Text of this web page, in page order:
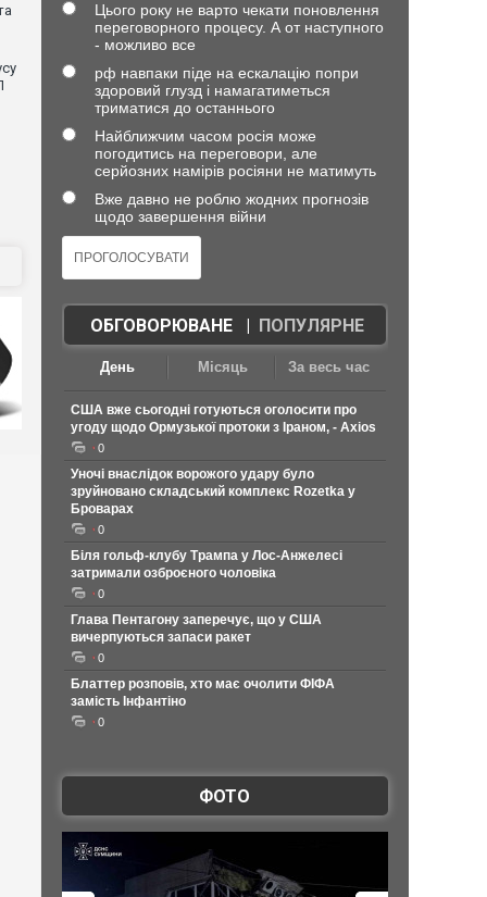
Цього року не варто чекати поновлення
переговорного процесу. А от наступного
- можливо все
рф навпаки піде на ескалацію попри
здоровий глузд і намагатиметься
триматися до останнього
Найближчим часом росія може
погодитись на переговори, але
серйозних намірів росіяни не матимуть
Вже давно не роблю жодних прогнозів
щодо завершення війни
ОБГОВОРЮВАНЕ| ПОПУЛЯРНЕ
День Місяць За весь час
США вже сьогодні готуються оголосити про
угоду щодо Ормузької протоки з Іраном, - Axios
0
Уночі внаслідок ворожого удару було
зруйновано складський комплекс Rozetka у
Броварах
0
Біля гольф-клубу Трампа у Лос-Анжелесі
затримали озброєного чоловіка
0
Глава Пентагону заперечує, що у США
вичерпуються запаси ракет
0
Блаттер розповів, хто має очолити ФІФА
замість Інфантіно
0
ФОТО